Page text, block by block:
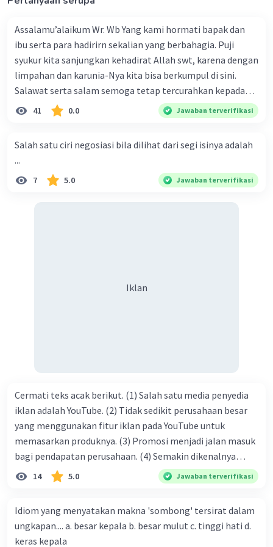
Assalamu’alaikum Wr. Wb Yang kami hormati bapak dan
ibu serta para hadirirn sekalian yang berbahagia. Puji
syukur kita sanjungkan kehadirat Allah swt, karena dengan
limpahan dan karunia-Nya kita bisa berkumpul di sini.
Salawat serta salam semoga tetap tercurahkan kepada
junjungan Nabi besar Muhammad saw, karena beliau
menyiarkan agama yang haq, yakni agama islam, agama
ke dalam umat-Nya yang diberkahi. Amin ya rabbal alamin.
Hadirin sekalian yang berbahagia! Dirasa amat penting
sekali jiwa sosial untuk diterapkan di lingkungan keluarga,
limpahan karuniaNya kita bisa berkumpul di sini. Kalimat
41 0.0 Jawaban terverifikasi
Salah satu ciri negosiasi bila dilihat dari segi isinya adalah
...
7 5.0 Jawaban terverifikasi
Iklan
Cermati teks acak berikut. (1) Salah satu media penyedia
iklan adalah YouTube. (2) Tidak sedikit perusahaan besar
yang menggunakan fitur iklan pada YouTube untuk
memasarkan produknya. (3) Promosi menjadi jalan masuk
bagi pendapatan perusahaan. (4) Semakin dikenalnya
suatu produk oleh konsumen, semakin besar pula peluang
perusahaan kepada konsumen. Urutan yang tepat agar
menjadi teks eksposisi yang padu adalah .... A. (1)-(2)-(3)-
14 5.0 Jawaban terverifikasi
Idiom yang menyatakan makna 'sombong' tersirat dalam
ungkapan.... a. besar kepala b. besar mulut c. tinggi hati d.
keras kepala